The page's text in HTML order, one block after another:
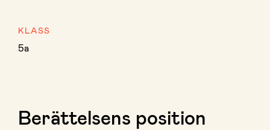
KLASS
5a
Berättelsens position